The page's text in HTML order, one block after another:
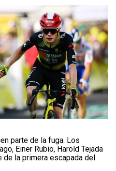
parte de la fuga. Los
Einer Rubio, Harold Tejada
de la primera escapada del